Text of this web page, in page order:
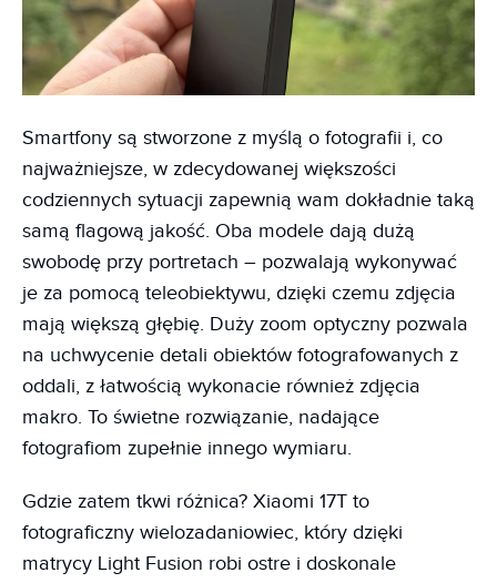
Smartfony są stworzone z myślą o fotografii i, co
najważniejsze, w zdecydowanej większości
codziennych sytuacji zapewnią wam dokładnie taką
samą flagową jakość. Oba modele dają dużą
swobodę przy portretach – pozwalają wykonywać
je za pomocą teleobiektywu, dzięki czemu zdjęcia
mają większą głębię. Duży zoom optyczny pozwala
na uchwycenie detali obiektów fotografowanych z
oddali, z łatwością wykonacie również zdjęcia
makro. To świetne rozwiązanie, nadające
fotografiom zupełnie innego wymiaru.
Gdzie zatem tkwi różnica? Xiaomi 17T to
fotograficzny wielozadaniowiec, który dzięki
matrycy Light Fusion robi ostre i doskonale